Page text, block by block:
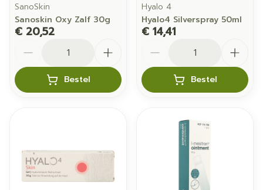
SanoSkin
Sanoskin Oxy Zalf 30g
€ 20,52
Bestel
Hyalo 4
Hyalo4 Silverspray 50ml
€ 14,41
Bestel